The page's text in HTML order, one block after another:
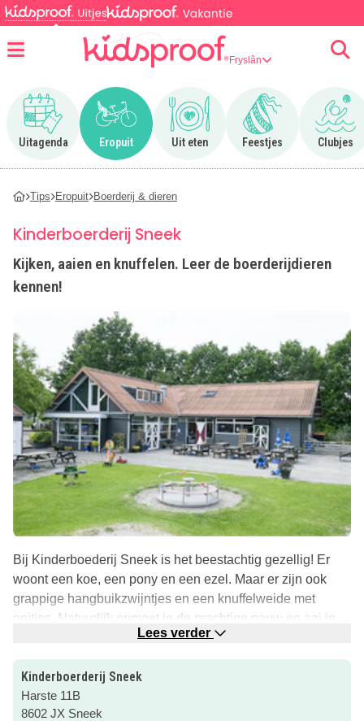
Fryslân
Uitagenda
Ga naar Uitagenda
Eropuit
Ga naar Eropuit
Uit eten
Ga naar Uit eten
Feestjes
Ga naar Feestjes
Clubjes
Ga
Tips Eropuit Boerderij & dieren
Kinderboerderij Sneek
Kijken, aaien en knuffelen. Leer de boerderijdieren
kennen!
Bij Kinderboederij Sneek is het beestachtig gezellig! Er
woont een koe, een pony en een ezel. Maar er zijn ook
grappige hangbuikzwijntjes en een knuffelweide met
geitjes. Natuurlijk onmoet je de prachtige pauw en aai je
de lieve konijntjes en cavia’s.
Speelzolder
Daarna speel je in de speeltuin, de waterspeeltuin of ga je
op pad met de stoere traptrekkers. En als het regent leef je
Lees verder
Kinderboerderij Sneek
Harste 11B
8602 JX Sneek